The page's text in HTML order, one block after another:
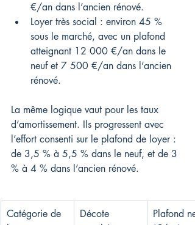
€/an dans l’ancien rénové.
Loyer très social : environ 45 %
sous le marché, avec un plafond
atteignant 12 000 €/an dans le
neuf et 7 500 €/an dans l’ancien
rénové.
La même logique vaut pour les taux
d’amortissement. Ils progressent avec
l’effort consenti sur le plafond de loyer :
de 3,5 % à 5,5 % dans le neuf, et de 3
% à 4 % dans l’ancien rénové.
Catégorie de
Décote
Plafond